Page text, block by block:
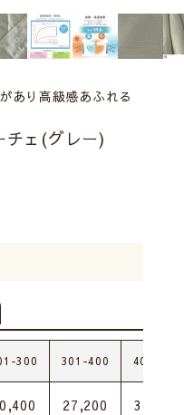
あり高級感あふれる
チェ(グレー)
300 301-400 401-500
27,200 34,000